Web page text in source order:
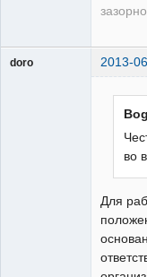
doro 2013-
во
Для